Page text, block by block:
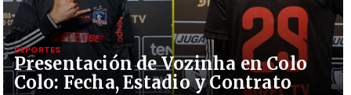
Presentación de Vozinha en Colo
Colo: Fecha, Estadio y Contrato
DEPORTES